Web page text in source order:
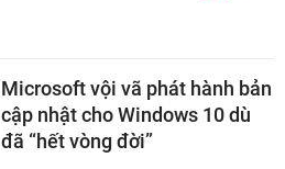
Microsoft vội vã phát hành bản
cập nhật cho Windows 10 dù
đã “hết vòng đời”